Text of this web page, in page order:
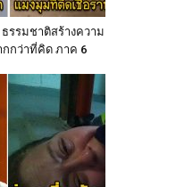
รรมชาติสร้างความ
กกว่าที่คิด ภาค 6